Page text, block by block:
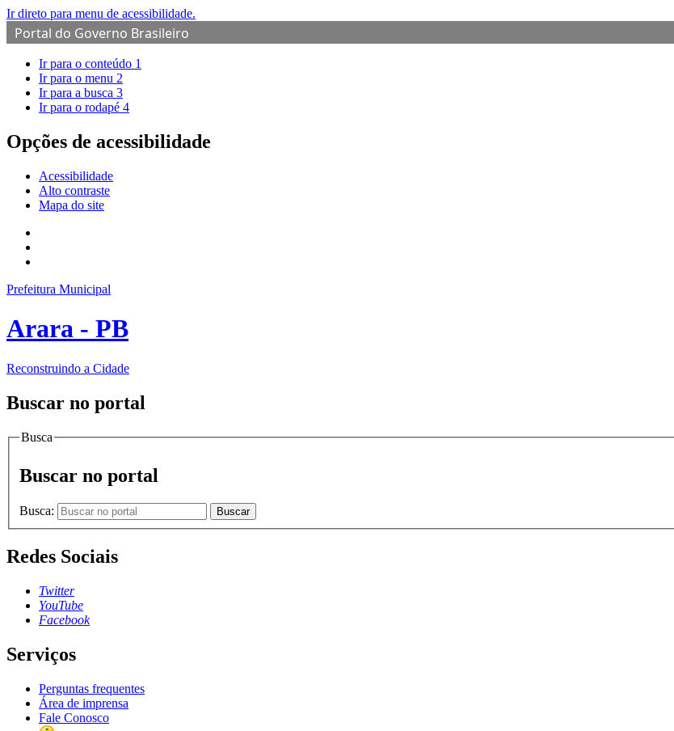
Ir direto para menu de acessibilidade.
Portal do Governo Brasileiro
Ir para o conteúdo 1
Ir para o menu 2
Ir para a busca 3
Ir para o rodapé 4
Opções de acessibilidade
Acessibilidade
Alto contraste
Mapa do site
Prefeitura Municipal
Arara - PB
Reconstruindo a Cidade
Buscar no portal
Busca
Buscar no portal
Busca: Buscar
Redes Sociais
Twitter
YouTube
Facebook
Serviços
Perguntas frequentes
Área de imprensa
Fale Conosco